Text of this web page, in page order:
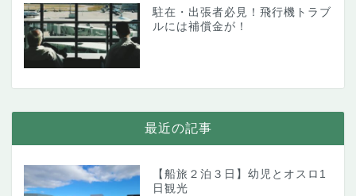
駐在・出張者必見！飛行機トラブ
ルには補償金が！
最近の記事
【船旅２泊３日】幼児とオスロ1
日観光